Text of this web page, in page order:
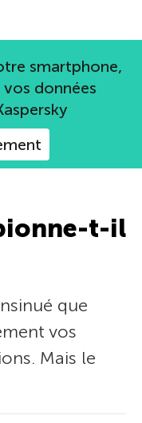
Kaspersky
smartphone,
données
t-il
que
vos
Mais le